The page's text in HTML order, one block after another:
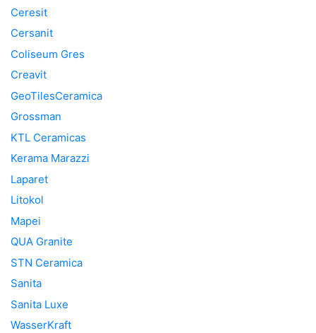
Ceresit
Cersanit
Coliseum Gres
Creavit
GeoTilesCeramica
Grossman
KTL Ceramicas
Kerama Marazzi
Laparet
Litokol
Mapei
QUA Granite
STN Ceramica
Sanita
Sanita Luxe
WasserKraft